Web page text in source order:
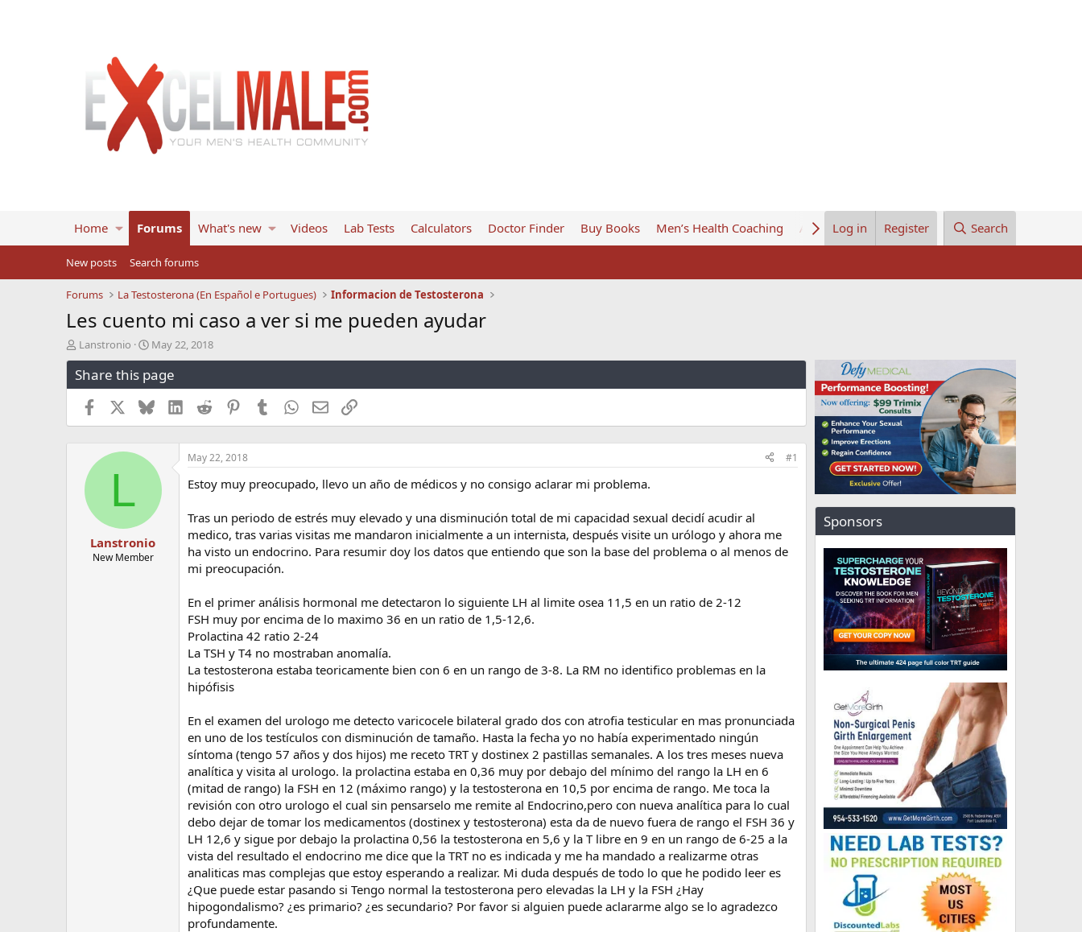
Home Forums What's new Videos Lab Tests Calculators Doctor Finder Buy Books Men’s Health Coaching About UsLog in Register Search
New posts Search forums
Forums La Testosterona (En Español e Portugues) Informacion de Testosterona
Les cuento mi caso a ver si me pueden ayudar
T
h
r
e
s
Lanstronio
S
t
a
r
t
d
a
e
May 22, 2018
Share this page
Facebook BlueskyLinkedInReddit PinterestTumblrWhatsApp
EmailLink
L
Lanstronio
New Member
May 22, 2018 #1
Estoy muy preocupado, llevo un año de médicos y no consigo aclarar mi problema.
Tras un periodo de estrés muy elevado y una disminución total de mi capacidad sexual decidí acudir al
medico, tras varias visitas me mandaron inicialmente a un internista, después visite un urólogo y ahora me
ha visto un endocrino. Para resumir doy los datos que entiendo que son la base del problema o al menos de
mi preocupación.
En el primer análisis hormonal me detectaron lo siguiente LH al limite osea 11,5 en un ratio de 2-12
FSH muy por encima de lo maximo 36 en un ratio de 1,5-12,6.
Prolactina 42 ratio 2-24
La TSH y T4 no mostraban anomalía.
La testosterona estaba teoricamente bien con 6 en un rango de 3-8. La RM no identifico problemas en la
hipófisis
En el examen del urologo me detecto varicocele bilateral grado dos con atrofia testicular en mas pronunciada
en uno de los testículos con disminución de tamaño. Hasta la fecha yo no había experimentado ningún
síntoma (tengo 57 años y dos hijos) me receto TRT y dostinex 2 pastillas semanales. A los tres meses nueva
analítica y visita al urologo. la prolactina estaba en 0,36 muy por debajo del mínimo del rango la LH en 6
(mitad de rango) la FSH en 12 (máximo rango) y la testosterona en 10,5 por encima de rango. Me toca la
revisión con otro urologo el cual sin pensarselo me remite al Endocrino,pero con nueva analítica para lo cual
debo dejar de tomar los medicamentos (dostinex y testosterona) esta da de nuevo fuera de rango el FSH 36 y
LH 12,6 y sigue por debajo la prolactina 0,56 la testosterona en 5,6 y la T libre en 9 en un rango de 6-25 a la
vista del resultado el endocrino me dice que la TRT no es indicada y me ha mandado a realizarme otras
analiticas mas complejas que estoy esperando a realizar. Mi duda después de todo lo que he podido leer es
¿Que puede estar pasando si Tengo normal la testosterona pero elevadas la LH y la FSH ¿Hay
hipogondalismo? ¿es primario? ¿es secundario? Por favor si alguien puede aclararme algo se lo agradezco
profundamente.
Sponsors